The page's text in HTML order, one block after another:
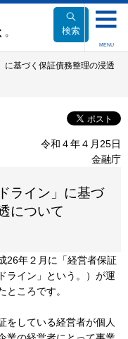
検索
MENU
に基づく保証債務整理の浸透
令和４年４月25日
金融庁
ライン」に基づ
について
26年２月に「経営者保証
ライン」という。）が運
ところです。
している経営者が個人